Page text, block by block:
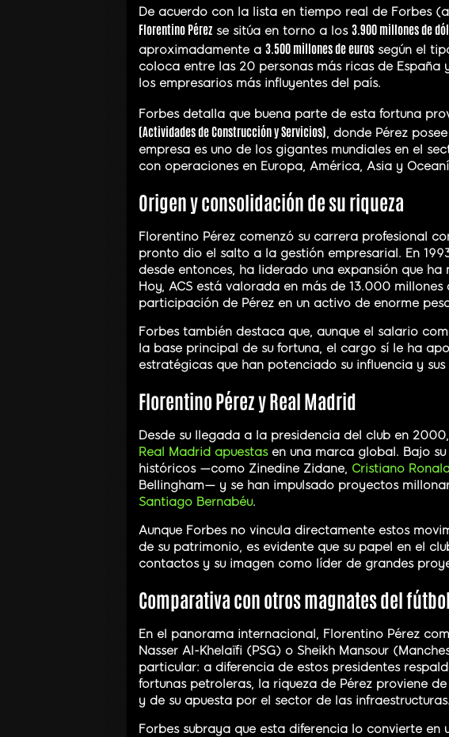
De acuerdo con la lista en tiempo real de Forbes
Florentino Pérezse sitúa en torno a los 3.900 millones de
aproximadamente a 3.500 millones de eurossegún el
coloca entre las 20 personas más ricas de España
los empresarios más influyentes del país.
Forbes detalla que buena parte de esta fortuna
(Actividades de Construcción y Servicios), donde Pérez
empresa es uno de los gigantes mundiales en el
con operaciones en Europa, América, Asia y
Origen y consolidación de su riqueza
Florentino Pérez comenzó su carrera profesional
pronto dio el salto a la gestión empresarial. En
desde entonces, ha liderado una expansión que
Hoy, ACS está valorada en más de 13.000
participación de Pérez en un activo de enorme
Forbes también destaca que, aunque el salario
la base principal de su fortuna, el cargo sí le ha
estratégicas que han potenciado su influencia y
Florentino Pérez y Real Madrid
Desde su llegada a la presidencia del club en
Real Madrid apuestasen una marca global. Bajo
históricos —como Zinedine Zidane, Cristiano
Bellingham— y se han impulsado proyectos
Santiago Bernabéu.
Aunque Forbes no vincula directamente estos
de su patrimonio, es evidente que su papel en el
contactos y su imagen como líder de grandes
Comparativa con otros magnates del fútbol
En el panorama internacional, Florentino Pérez
Nasser Al-Khelaïfi (PSG) o Sheikh Mansour
particular: a diferencia de estos presidentes
fortunas petroleras, la riqueza de Pérez proviene
y de su apuesta por el sector de las infraestructuras.
Forbes subraya que esta diferencia lo convierte en